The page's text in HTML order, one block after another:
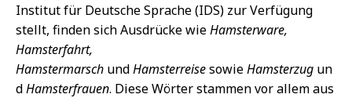
Institut für Deutsche Sprache (IDS) zur Verfügung
stellt, finden sich Ausdrücke wieHamsterware,
Hamsterfahrt,
Hamstermarsch undHamsterreisesowieHamsterzug un
dHamsterfrauen. Diese Wörter stammen vor allem aus